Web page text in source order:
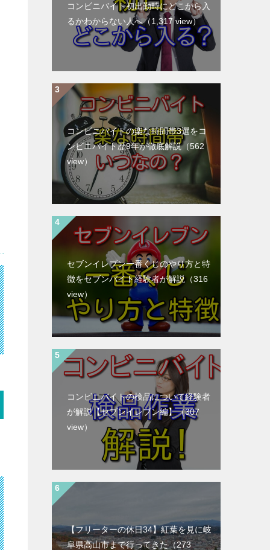
コンビニバイト初出勤時にどこから入
るかわからない人へ（1,317 view）
コンビニバイトの楽な時間帯3選をコ
ンビニバイト歴9年が徹底解説（562
view）
セブンイレブン一番くじのやり方と特
徴をセブンバイト経験者が解説（316
view）
コンビニバイトの検品について経験者
が解説【セブンイレブン編】（307
view）
【フリーターの休日34】紅葉を見に岐
阜県高山市まで行ってきた（273